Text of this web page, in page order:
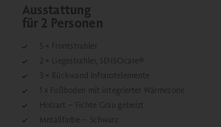
Ausstattung
für 2 Personen
5 × Frontstrahler
2 × Liegestrahler, SENSOcare®
3 × Rückwand Infrarotelemente
1 x Fußboden mit integrierter Wärmezone
Holzart – Fichte Grau gebeizt
Metallfarbe – Schwarz